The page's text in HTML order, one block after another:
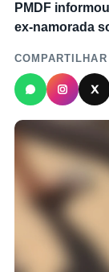
PMDF
ex-namorada
COMPARTILHAR